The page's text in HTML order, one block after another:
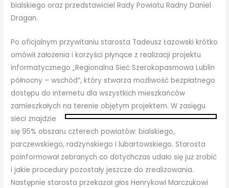
bialskiego oraz przedstawiciel Rady Powiatu Radny Daniel
Dragan.
Po oficjalnym przywitaniu starosta Tadeusz Łazowski krótko
omówił założenia i korzyści płynące z realizacji projektu
informatycznego „Regionalna Sieć Szerokopasmowa Lublin
północny – wschód”, który stwarza możliwość bezpłatnego
dostępu do internetu dla wszystkich mieszkańców
zamieszkałych na terenie objętym projektem. W zasięgu
sieci znajdzie
się 95% obszaru czterech powiatów: bialskiego,
parczewskiego, radzyńskiego i lubartowskiego. Starosta
poinformował zebranych co dotychczas udało się już zrobić
i jakie procedury pozostały jeszcze do zrealizowania.
Następnie starosta przekazał głos Henrykowi Marczukowi